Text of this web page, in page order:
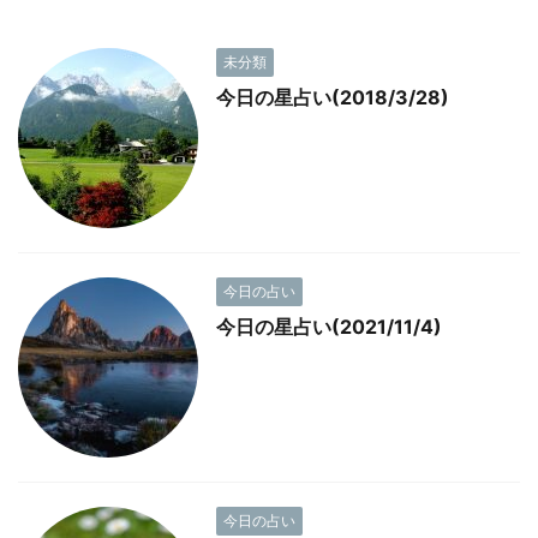
未分類
今日の星占い(2018/3/28)
今日の占い
今日の星占い(2021/11/4)
今日の占い